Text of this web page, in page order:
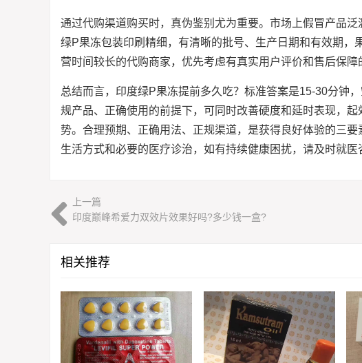
通过代购渠道购买时，真伪鉴别尤为重要。市场上假冒产品
绿P果冻包装印刷精细，有清晰的批号、生产日期和有效期
营时间较长的代购商家，优先考虑有真实用户评价和售后保障
总结而言，印度绿P果冻提前多久吃？标准答案是15-30分钟
规产品、正确使用的前提下，可同时改善硬度和延时表现，
势。合理预期、正确用法、正规渠道，是获得良好体验的三
生活方式和必要的医疗诊治，如有持续健康困扰，请及时就医
上一篇
印度巅峰希爱力双效片效果好吗?多少钱一盒?
相关推荐